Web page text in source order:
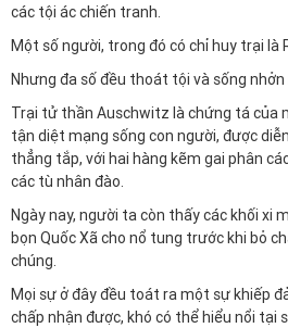
các tội ác chiến tranh.
Một số người, trong đó có chỉ huy trại là
Nhưng đa số đều thoát tội và sống nhởn
Trại tử thần Auschwitz là chứng tá của
tận diệt mạng sống con người, được
thẳng tắp, với hai hàng kẽm gai phân
các tù nhân đào.
Ngày nay, người ta còn thấy các khối xi
bọn Quốc Xã cho nổ tung trước khi bỏ
chúng.
Mọi sự ở đây đều toát ra một sự khiếp
chấp nhận được, khó có thể hiểu nổi tại